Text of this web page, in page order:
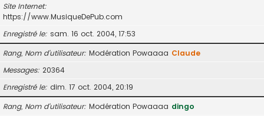
Site Internet
https://www.MusiqueDePub.com
Enregistré le sam. 16 oct. 2004, 17:53
Rang, Nom d’utilisateur Modération Powaaaa Claude
Messages 20364
Enregistré le dim. 17 oct. 2004, 20:19
Rang, Nom d’utilisateur Modération Powaaaa dingo